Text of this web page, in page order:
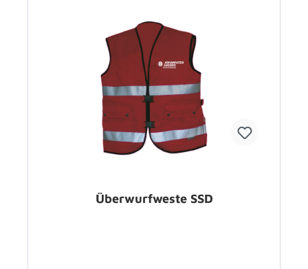
Überwurfweste SSD